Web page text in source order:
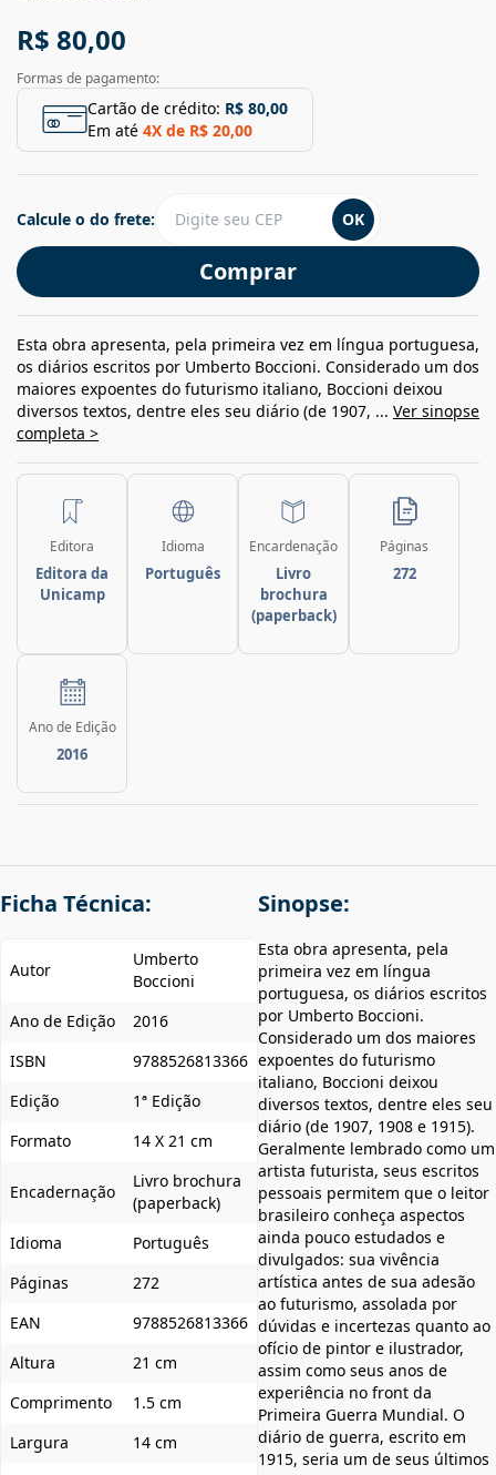
R$ 80,00
Formas de pagamento:
Cartão de crédito: R$ 80,00
Em até 4X de R$ 20,00
Comprar
Calcule o do frete: OK
Esta obra apresenta, pela primeira vez em língua portuguesa,
os diários escritos por Umberto Boccioni. Considerado um dos
maiores expoentes do futurismo italiano, Boccioni deixou
diversos textos, dentre eles seu diário (de 1907, ... Ver sinopse
completa >
Editora
Editora da
Unicamp
Idioma
Português
Encardenação
Livro
brochura
(paperback)
Páginas
272
Ano de Edição
2016
Ficha Técnica:
Autor
Umberto
Boccioni
Ano de Edição
2016
ISBN
9788526813366
Edição
1ª Edição
Formato
14 X 21 cm
Encadernação
Livro brochura
(paperback)
Idioma
Português
Páginas
272
EAN
9788526813366
Altura
21 cm
Comprimento
1.5 cm
Largura
14 cm
Sinopse:
Esta obra apresenta, pela
primeira vez em língua
portuguesa, os diários escritos
por Umberto Boccioni.
Considerado um dos maiores
expoentes do futurismo
italiano, Boccioni deixou
diversos textos, dentre eles seu
diário (de 1907, 1908 e 1915).
Geralmente lembrado como um
artista futurista, seus escritos
pessoais permitem que o leitor
brasileiro conheça aspectos
ainda pouco estudados e
divulgados: sua vivência
artística antes de sua adesão
ao futurismo, assolada por
dúvidas e incertezas quanto ao
ofício de pintor e ilustrador,
assim como seus anos de
experiência no front da
Primeira Guerra Mundial. O
diário de guerra, escrito em
1915, seria um de seus últimos